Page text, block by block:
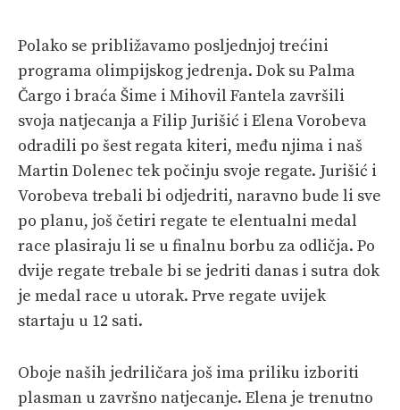
Polako se približavamo posljednjoj trećini
programa olimpijskog jedrenja. Dok su Palma
Čargo i braća Šime i Mihovil Fantela završili
svoja natjecanja a Filip Jurišić i Elena Vorobeva
odradili po šest regata kiteri, među njima i naš
Martin Dolenec tek počinju svoje regate. Jurišić i
Vorobeva trebali bi odjedriti, naravno bude li sve
po planu, još četiri regate te elentualni medal
race plasiraju li se u finalnu borbu za odličja. Po
dvije regate trebale bi se jedriti danas i sutra dok
je medal race u utorak. Prve regate uvijek
startaju u 12 sati.
Oboje naših jedriličara još ima priliku izboriti
plasman u završno natjecanje. Elena je trenutno